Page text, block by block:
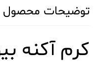
توضیحات محصول
کرم آکنه